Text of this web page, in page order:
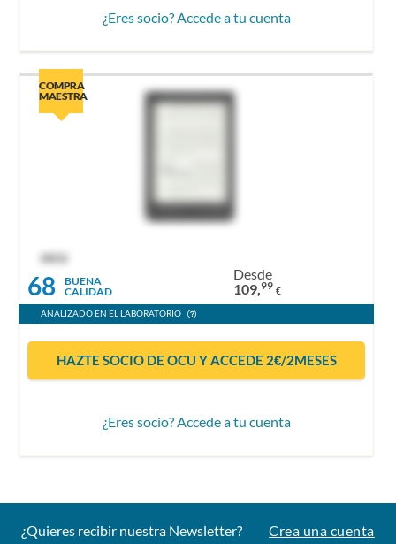
¿Eres socio? Accede a tu cuenta
COMPRA
MAESTRA
OCU
68
BUENA
CALIDAD
Desde
109,99 €
ANALIZADO EN EL LABORATORIO
HAZTE SOCIO DE OCU Y ACCEDE 2€/2MESES
¿Eres socio? Accede a tu cuenta
¿Quieres recibir nuestra Newsletter? Crea una cuenta